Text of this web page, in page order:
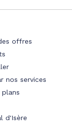
offres
nos services
d'Isère